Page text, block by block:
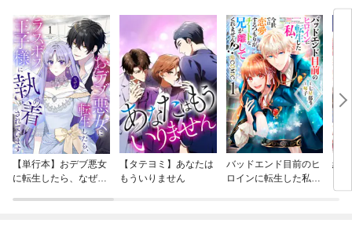
【単行本】おデブ悪女
に転生したら、なぜか
【タテヨミ】あなたは
もういりません
バッドエンド目前のヒ
ロインに転生した私、
結